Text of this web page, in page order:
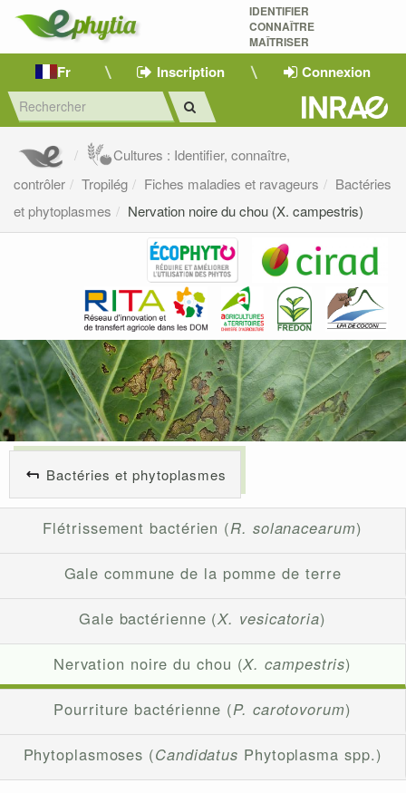
IDENTIFIER
CONNAÎTRE
MAÎTRISER
Fr Inscription Connexion
Cultures : Identifier, connaître,
contrôler
Tropilég Fiches maladies et ravageurs
Bactéries
et phytoplasmes
Nervation noire du chou (X. campestris)
Bactéries et phytoplasmes
Flétrissement bactérien (R. solanacearum)
Gale commune de la pomme de terre
Gale bactérienne (X. vesicatoria)
Nervation noire du chou (X. campestris)
Pourriture bactérienne (P. carotovorum)
Phytoplasmoses (Candidatus Phytoplasma spp.)